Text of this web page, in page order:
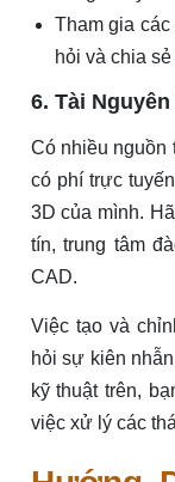
Tham gia
hỏi và chia
6. Tài
Có nhiều nguồn
có phí trực
3D của mình.
tín, trung tâm
CAD.
Việc tạo và
hỏi sự kiên
kỹ thuật trên,
việc xử lý các